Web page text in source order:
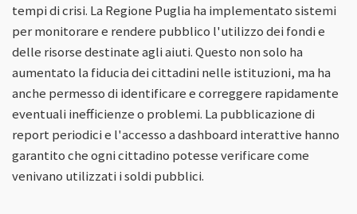
tempi di crisi. La Regione Puglia ha implementato sistemi
per monitorare e rendere pubblico l'utilizzo dei fondi e
delle risorse destinate agli aiuti. Questo non solo ha
aumentato la fiducia dei cittadini nelle istituzioni, ma ha
anche permesso di identificare e correggere rapidamente
eventuali inefficienze o problemi. La pubblicazione di
report periodici e l'accesso a dashboard interattive hanno
garantito che ogni cittadino potesse verificare come
venivano utilizzati i soldi pubblici.